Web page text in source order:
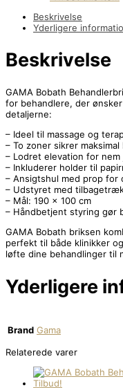
Beskrivelse
Yderligere
Beskrivelse
GAMA Bobath
for behandlere, der
detaljerne:
– Ideel til massage og
– To zoner sikrer
– Lodret elevation for
– Inkluderer holder til
– Ansigtshul med prop for
– Udstyret med
– Mål: 190 x 100 cm
– Håndbetjent styring gør
GAMA Bobath briksen
perfekt til både klinikker
løfte dine behandlinger til
Yderligere
Brand Gama
Relaterede varer